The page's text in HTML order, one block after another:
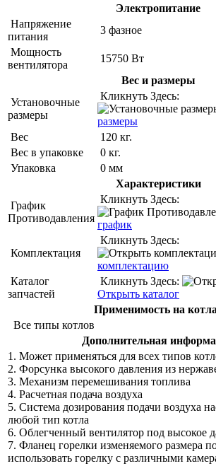
Электропитание
Напряжение
питания
3 фазное
Мощность
вентилятора
15750 Вт
Вес и размеры
Установочные
размеры
Кликнуть Здесь:
размеры
Вес
120 кг.
Вес в упаковке
0 кг.
Упаковка
0 мм
Характеристики
График
Противодавления
Кликнуть Здесь:
график
Комплектация
Кликнуть Здесь:
комплектацию
Каталог
запчастей
Кликнуть Здесь:
Открыть каталог
Применимость на
Все типы котлов
Дополнительная
1. Может применяться для всех типов
2. Форсунка высокого давления из
3. Механизм перемешивания топлива
4. Расчетная подача воздуха
5. Система дозирования подачи воздуха
любой тип котла
6. Облегченный вентилятор под высокое
7. Фланец горелки изменяемого размера
использовать горелку с различными